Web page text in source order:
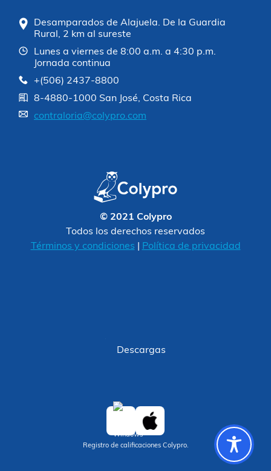
Desamparados de Alajuela. De la Guardia
Rural, 2 km al sureste
Lunes a viernes de 8:00 a.m. a 4:30 p.m.
Jornada continua
+(506) 2437-8800
8-4880-1000 San José, Costa Rica
contraloria@colypro.com
© 2021 Colypro
Todos los derechos reservados
Términos y condiciones
Política de privacidad
Descargas
Registro de calificaciones Colypro.